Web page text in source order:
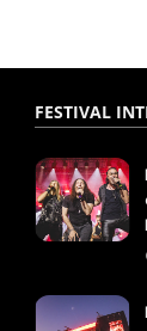
FESTIVAL